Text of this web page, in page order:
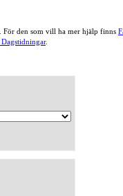
För den som vill ha mer hjälp finns
.